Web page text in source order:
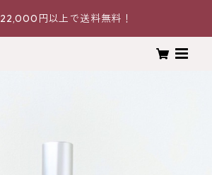
22,000円以上で送料無料！